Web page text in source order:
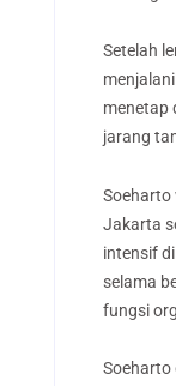
Setelah
menetap
jarang
Soeharto
Jakarta
intensif
selama
fungsi
Soeharto